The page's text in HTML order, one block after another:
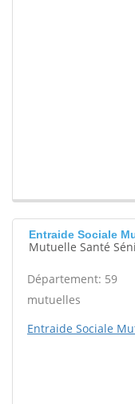
Entraide Sociale
Mutuelle Santé
Département: 59
mutuelles
Entraide Sociale